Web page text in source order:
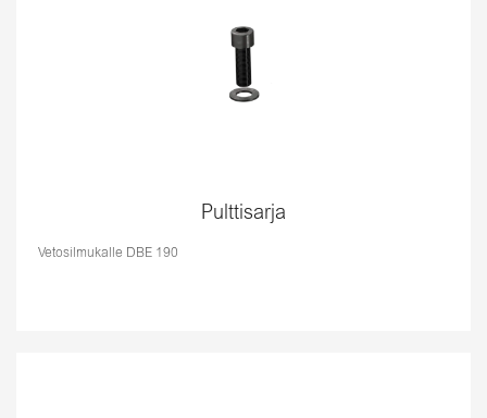
Pulttisarja
Vetosilmukalle DBE 190